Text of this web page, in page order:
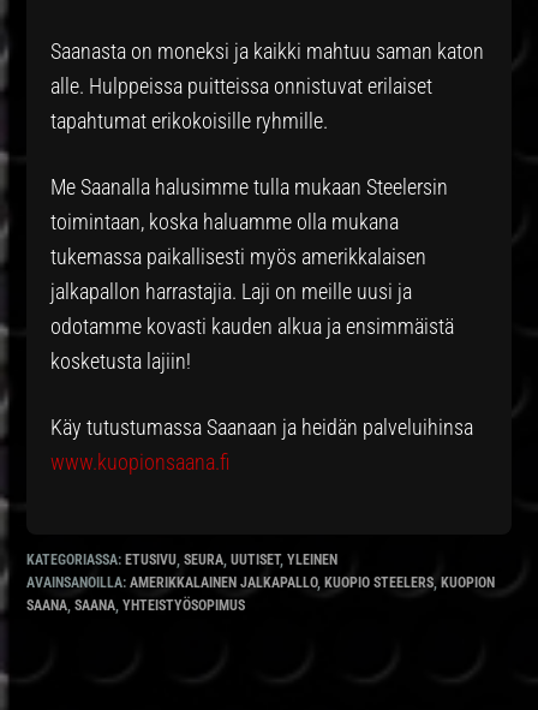
Saanasta on moneksi ja kaikki mahtuu saman katon
alle. Hulppeissa puitteissa onnistuvat erilaiset
tapahtumat erikokoisille ryhmille.
Me Saanalla halusimme tulla mukaan Steelersin
toimintaan, koska haluamme olla mukana
tukemassa paikallisesti myös amerikkalaisen
jalkapallon harrastajia. Laji on meille uusi ja
odotamme kovasti kauden alkua ja ensimmäistä
kosketusta lajiin!
Käy tutustumassa Saanaan ja heidän palveluihinsa
www.kuopionsaana.fi
KATEGORIASSA: ETUSIVU,SEURA,UUTISET,YLEINEN
AVAINSANOILLA:AMERIKKALAINEN JALKAPALLO, KUOPIO STEELERS, KUOPION
SAANA,SAANA,YHTEISTYÖSOPIMUS